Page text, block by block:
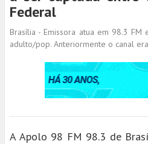
Federal
Brasília - Emissora atua em 98.3
adulto/pop. Anteriormente o canal
A Apolo 98 FM 98.3 de